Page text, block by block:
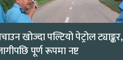
खोज्दा पल्टियो पेट्रोल ट्याङ्कर,
पूर्ण रूपमा नष्ट